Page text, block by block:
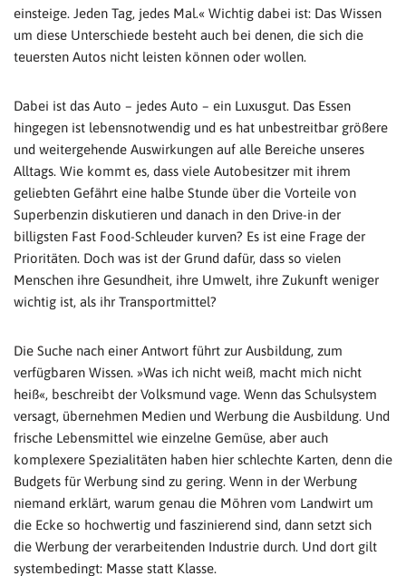
einsteige. Jeden Tag, jedes Mal.« Wichtig dabei ist: Das Wissen
um diese Unterschiede besteht auch bei denen, die sich die
teuersten Autos nicht leisten können oder wollen.
Dabei ist das Auto – jedes Auto – ein Luxusgut. Das Essen
hingegen ist lebensnotwendig und es hat unbestreitbar größere
und weitergehende Auswirkungen auf alle Bereiche unseres
Alltags. Wie kommt es, dass viele Autobesitzer mit ihrem
geliebten Gefährt eine halbe Stunde über die Vorteile von
Superbenzin diskutieren und danach in den Drive-in der
billigsten Fast Food-Schleuder kurven? Es ist eine Frage der
Prioritäten. Doch was ist der Grund dafür, dass so vielen
Menschen ihre Gesundheit, ihre Umwelt, ihre Zukunft weniger
wichtig ist, als ihr Transportmittel?
Die Suche nach einer Antwort führt zur Ausbildung, zum
verfügbaren Wissen. »Was ich nicht weiß, macht mich nicht
heiß«, beschreibt der Volksmund vage. Wenn das Schulsystem
versagt, übernehmen Medien und Werbung die Ausbildung. Und
frische Lebensmittel wie einzelne Gemüse, aber auch
komplexere Spezialitäten haben hier schlechte Karten, denn die
Budgets für Werbung sind zu gering. Wenn in der Werbung
niemand erklärt, warum genau die Möhren vom Landwirt um
die Ecke so hochwertig und faszinierend sind, dann setzt sich
die Werbung der verarbeitenden Industrie durch. Und dort gilt
systembedingt: Masse statt Klasse.